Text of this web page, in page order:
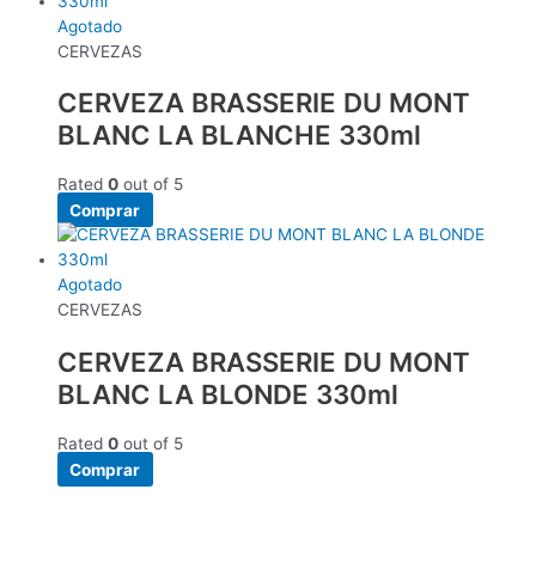
Agotado
CERVEZAS
CERVEZA BRASSERIE DU MONT
BLANC LA BLANCHE 330ml
Rated 0 out of 5
Comprar
Agotado
CERVEZAS
CERVEZA BRASSERIE DU MONT
BLANC LA BLONDE 330ml
Rated 0 out of 5
Comprar